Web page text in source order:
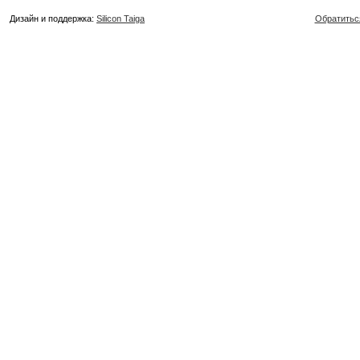
Дизайн и поддержка: Silicon Taiga